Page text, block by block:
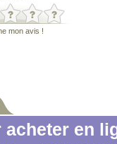
mon avis !
en